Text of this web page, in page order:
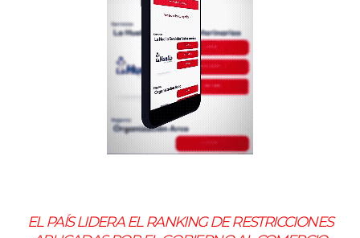
EL PAÍS LIDERA EL RANKING DE RESTRICCIONES